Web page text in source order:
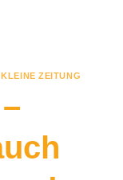
KLEINE ZEITUNG